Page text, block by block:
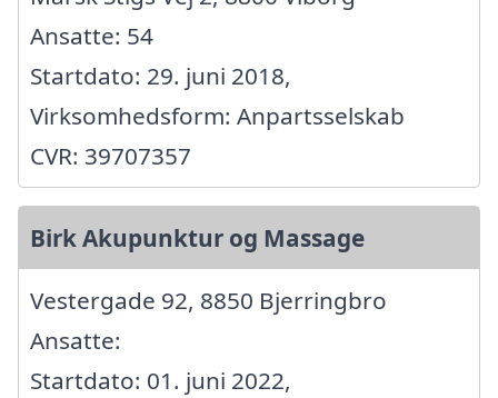
Ansatte: 54
Startdato: 29. juni 2018,
Virksomhedsform: Anpartsselskab
CVR: 39707357
Birk Akupunktur og Massage
Vestergade 92, 8850 Bjerringbro
Ansatte:
Startdato: 01. juni 2022,